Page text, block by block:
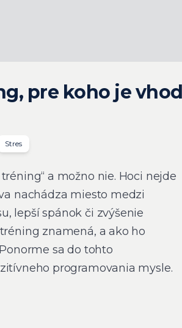
pre koho je
Stres
a možno nie. Hoci nejde
nachádza miesto medzi
lepší spánok či zvýšenie
znamená, a ako ho
sa do tohto
programovania mysle.